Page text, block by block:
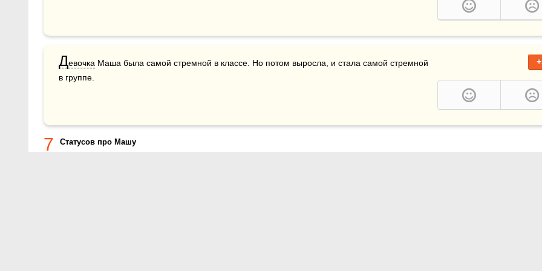
Девочка Маша была самой стремной в классе. Но потом выросла, и стала самой стремной
в группе.
7 Статусов про Машу